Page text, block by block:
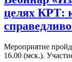
целях КРТ:
Мероприятие
16.00 (мск.).